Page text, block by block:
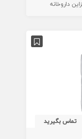
داروخانه
تماس بگیرید